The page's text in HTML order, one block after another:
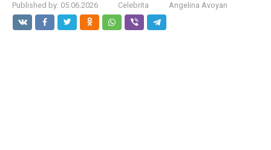
Published by: 05.06.2026 Celebrita Angelina Avoyan